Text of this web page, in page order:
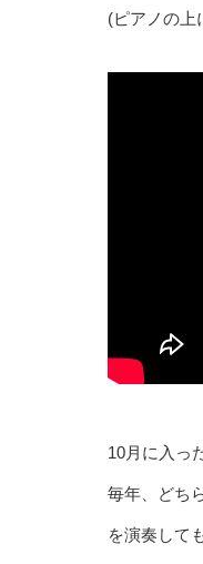
(ピアノの上
10月に入っ
毎年、どち
を演奏して